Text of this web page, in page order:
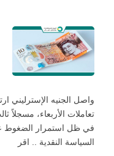
واصل الجنيه الإسترليني
تعاملات الأربعاء، مسجلاً
في ظل استمرار الضغوط
السياسة النقدية .. اقر